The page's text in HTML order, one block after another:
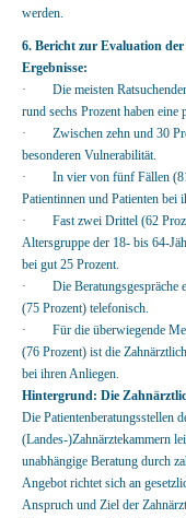
werden.
6. Bericht zur Evaluation
Ergebnisse:
· Die meisten Ratsuchenden
rund sechs Prozent haben
· Zwischen zehn und 30
besonderen Vulnerabilität.
· In vier von fünf Fällen (81
Patientinnen und Patienten bei
· Fast zwei Drittel (62
Altersgruppe der 18- bis 64-
bei gut 25 Prozent.
· Die Beratungsgespräche
(75 Prozent) telefonisch.
· Für die überwiegende
(76 Prozent) ist die
bei ihren Anliegen.
Hintergrund: Die
Die Patientenberatungsstellen
(Landes-)Zahnärztekammern
unabhängige Beratung durch
Angebot richtet sich an
Anspruch und Ziel der